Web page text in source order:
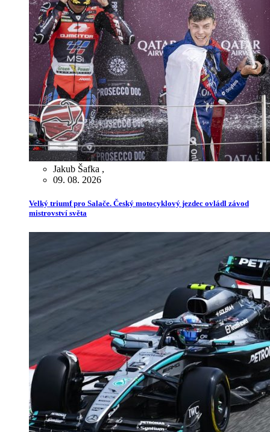
Jakub Šafka ,
09. 08. 2026
Velký triumf pro Salače. Český motocyklový jezdec ovládl závod
mistrovství světa